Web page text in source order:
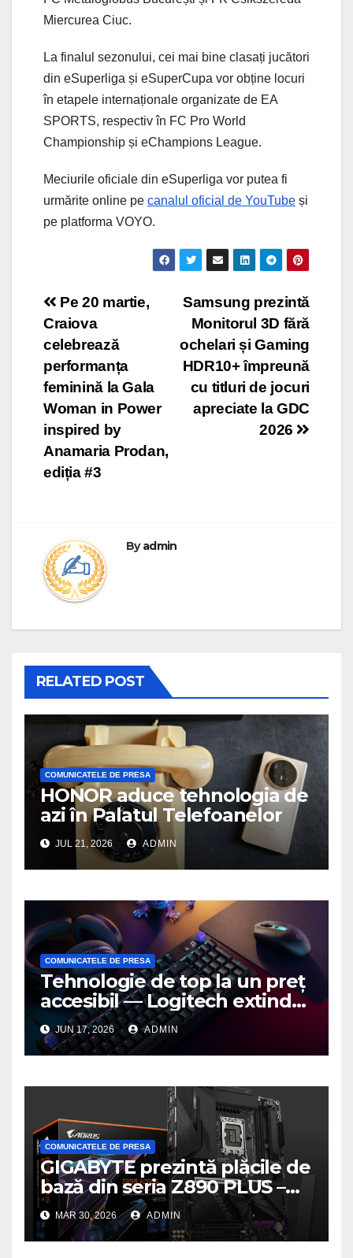
Miercurea Ciuc.
La finalul sezonului, cei mai bine clasați jucători
din eSuperliga și eSuperCupa vor obține locuri
în etapele internaționale organizate de EA
SPORTS, respectiv în FC Pro World
Championship și eChampions League.
Meciurile oficiale din eSuperliga vor putea fi
urmărite online pe canalul oficial de YouTube și
pe platforma VOYO.
Post
navigation
Samsung prezintă
Monitorul 3D fără
ochelari și Gaming
HDR10+ împreună
cu titluri de jocuri
apreciate la GDC
2026
Pe 20 martie,
Craiova
celebrează
performanța
feminină la Gala
Woman in Power
inspired by
Anamaria Prodan,
ediția #3
Byadmin
RELATED POST
COMUNICATELE DE PRESA
HONOR aduce tehnologia de
azi în Palatul Telefoanelor
JUL 21, 2026 ADMIN
COMUNICATELE DE PRESA
Tehnologie de top la un preț
accesibil — Logitech extinde
seria G3 cu un nou mouse și
o nouă tastatură pentru
gaming pe PC
JUN 17, 2026 ADMIN
COMUNICATELE DE PRESA
GIGABYTE prezintă plăcile de
bază din seria Z890 PLUS –
performanță de ultimă
generație la un nou nivel
MAR 30, 2026 ADMIN